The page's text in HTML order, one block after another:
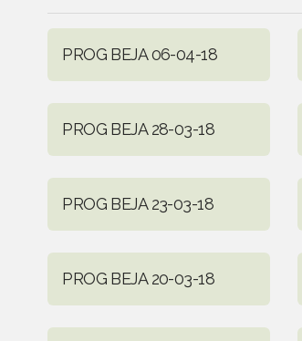
PROG BEJA 06-04-18
PROG BEJA 28-03-18
PROG BEJA 23-03-18
PROG BEJA 20-03-18